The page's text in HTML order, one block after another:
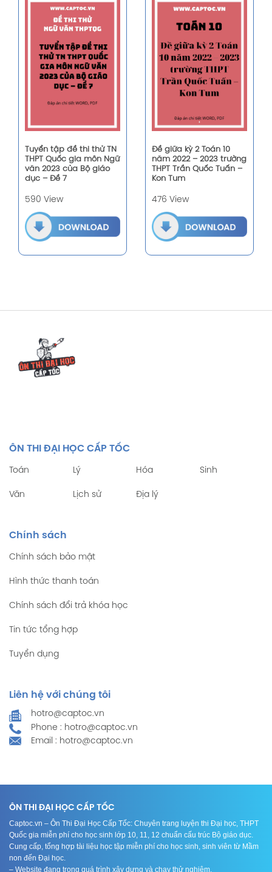
Tuyển tập đề thi thử TN
THPT Quốc gia môn Ngữ
văn 2023 của Bộ giáo
dục – Đề 7
590 View
Đề giữa kỳ 2 Toán 10
năm 2022 – 2023 trường
THPT Trần Quốc Tuấn –
Kon Tum
476 View
ÔN THI ĐẠI HỌC CẤP TỐC
Toán Lý Hóa Sinh
Văn Lịch sử Địa lý
Chính sách
Chính sách bảo mật
Hình thức thanh toán
Chính sách đổi trả khóa học
Tin tức tổng hợp
Tuyển dụng
Liên hệ với chúng tôi
hotro@captoc.vn
Phone : hotro@captoc.vn
Email : hotro@captoc.vn
ÔN THI ĐẠI HỌC CẤP TỐC
Captoc.vn – Ôn Thi Đại Học Cấp Tốc: Chuyên trang luyện thi Đại học, THPT
Quốc gia miễn phí cho học sinh lớp 10, 11, 12 chuẩn cấu trúc Bộ giáo dục.
Cung cấp, tổng hợp tài liệu học tập miễn phí cho học sinh, sinh viên từ Mầm
non đến Đại học.
– Website đang trong quá trình xây dựng và chạy thử nghiệm.